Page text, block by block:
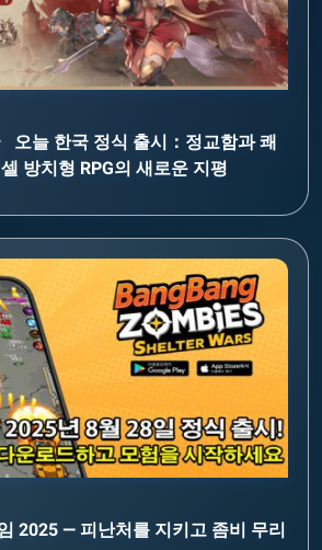
오늘 한국 정식 출시：정교함과 쾌
방치형 RPG의 새로운 지평
2025 — 피난처를 지키고 좀비 무리